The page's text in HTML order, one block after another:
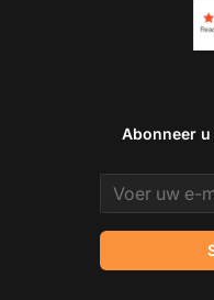
Abonneer
Email address